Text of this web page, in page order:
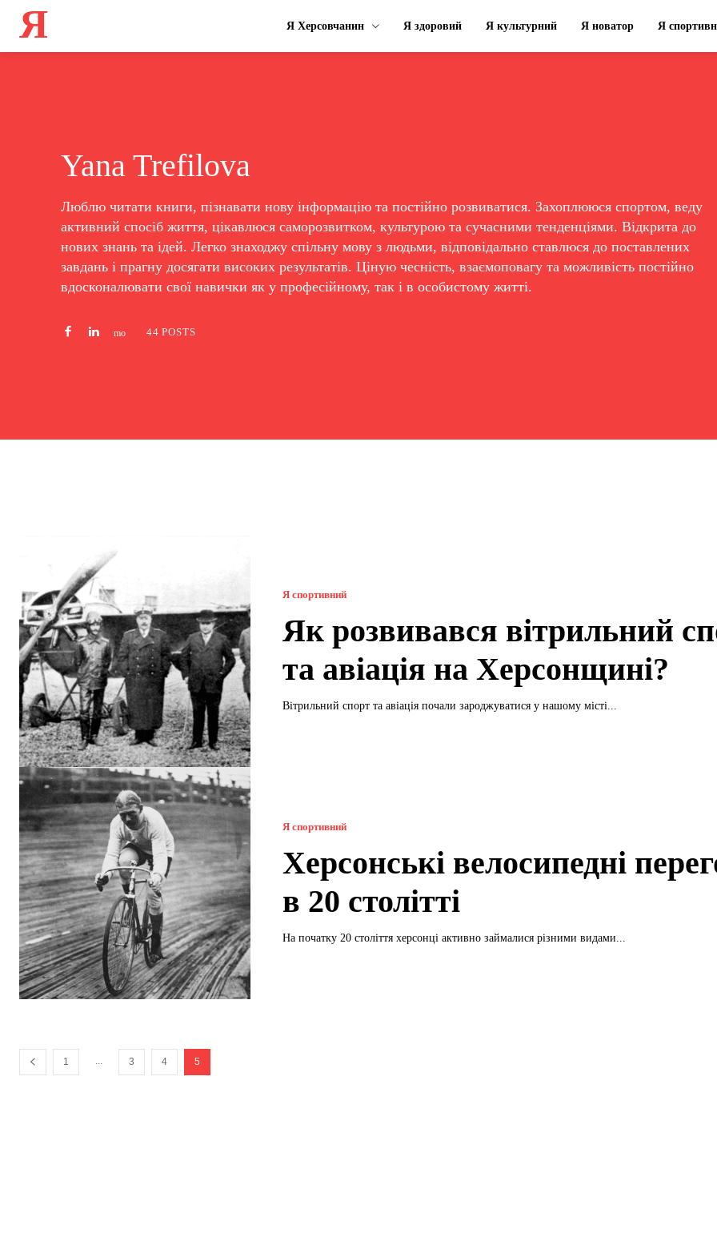
Я Я Херсовчанин Я здоровий Я культурний Я новатор Я
Yana Trefilova
Люблю читати книги, пізнавати нову інформацію та постійно розвиватися. Захоплююся спортом, веду
активний спосіб життя, цікавлюся саморозвитком, культурою та сучасними тенденціями. Відкрита до
нових знань та ідей. Легко знаходжу спільну мову з людьми, відповідально ставлюся до поставлених
завдань і прагну досягати високих результатів. Ціную чесність, взаємоповагу та можливість постійно
вдосконалювати свої навички як у професійному, так і в особистому житті.
44 POSTS
Я спортивний
Як розвивався вітрильний
та авіація на Херсонщині?
Вітрильний спорт та авіація почали зароджуватися у нашому місті...
Я спортивний
Херсонські велосипедні
в 20 столітті
На початку 20 століття херсонці активно займалися різними видами...
1 3 4 5